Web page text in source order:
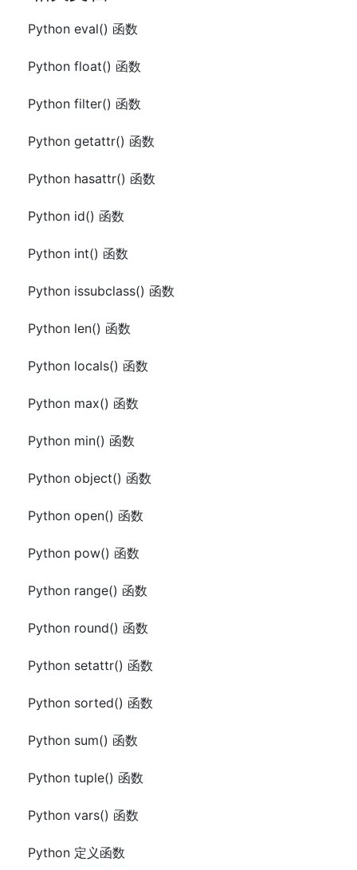
Python eval() 函数
Python float() 函数
Python filter() 函数
Python getattr() 函数
Python hasattr() 函数
Python id() 函数
Python int() 函数
Python issubclass() 函数
Python len() 函数
Python locals() 函数
Python max() 函数
Python min() 函数
Python object() 函数
Python open() 函数
Python pow() 函数
Python range() 函数
Python round() 函数
Python setattr() 函数
Python sorted() 函数
Python sum() 函数
Python tuple() 函数
Python vars() 函数
Python 定义函数